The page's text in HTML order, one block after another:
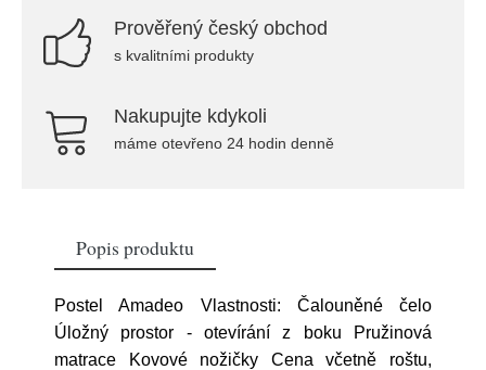
Prověřený český obchod
s kvalitními produkty
Nakupujte kdykoli
máme otevřeno 24 hodin denně
Popis produktu
Postel Amadeo Vlastnosti: Čalouněné čelo
Úložný prostor - otevírání z boku Pružinová
matrace Kovové nožičky Cena včetně roštu,